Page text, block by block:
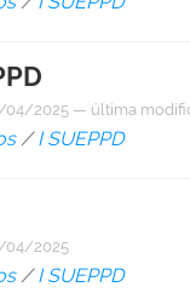
04/2025 — última
/I SUEPPD
04/2025
/I SUEPPD